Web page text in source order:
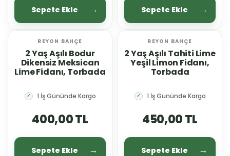
Sepete Ekle Sepete Ekle
REYON BAHÇE
2 Yaş Aşılı Bodur
Dikensiz Meksican
Lime Fidanı, Torbada
✓ 1 İş Gününde Kargo
400,00 TL
Sepete Ekle
REYON BAHÇE
2 Yaş Aşılı Tahiti Lime
Yeşil Limon Fidanı,
Torbada
✓ 1 İş Gününde Kargo
450,00 TL
Sepete Ekle